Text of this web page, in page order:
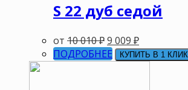
S 22 дуб седой
от 10 010₽9 009 ₽
ПОДРОБНЕЕ
КУПИТЬ В 1 КЛИК